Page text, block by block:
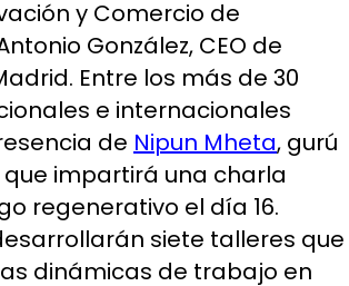
y Comercio de
González, CEO de
Entre los más de 30
e internacionales
de Nipun Mheta, gurú
impartirá una charla
regenerativo el día 16.
siete talleres que
dinámicas de trabajo en